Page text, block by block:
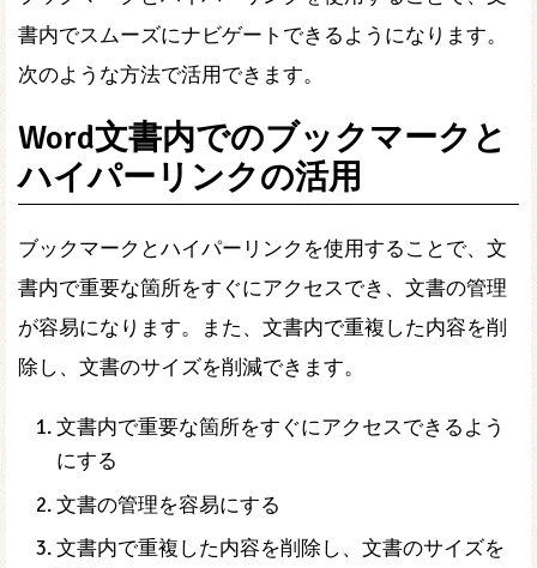
書内でスムーズにナビゲートできるようになります。
次のような方法で活用できます。
Word文書内でのブックマークと
ハイパーリンクの活用
ブックマークとハイパーリンクを使用することで、文
書内で重要な箇所をすぐにアクセスでき、文書の管理
が容易になります。また、文書内で重複した内容を削
除し、文書のサイズを削減できます。
文書内で重要な箇所をすぐにアクセスできるよう
にする
文書の管理を容易にする
文書内で重複した内容を削除し、文書のサイズを